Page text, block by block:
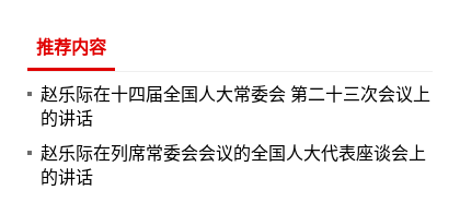
推荐内容
赵乐际在十四届全国人大常委会 第二十三次会议上
的讲话
赵乐际在列席常委会会议的全国人大代表座谈会上
的讲话